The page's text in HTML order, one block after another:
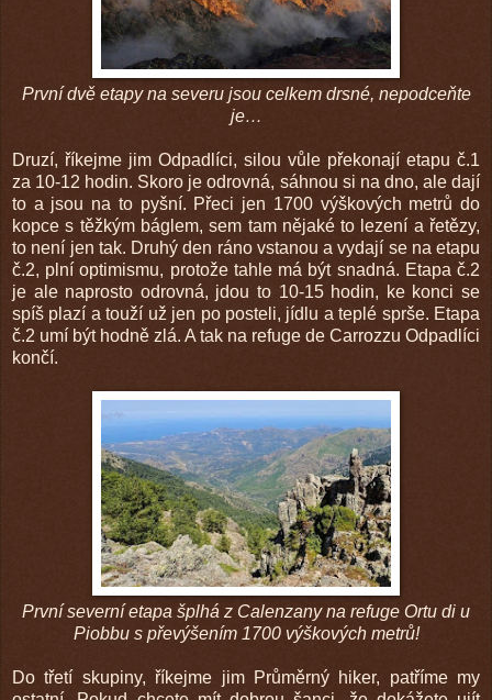
První dvě etapy na severu jsou celkem drsné, nepodceňte
je…
Druzí, říkejme jim Odpadlíci, silou vůle překonají etapu č.1
za 10-12 hodin. Skoro je odrovná, sáhnou si na dno, ale dají
to a jsou na to pyšní. Přeci jen 1700 výškových metrů do
kopce s těžkým báglem, sem tam nějaké to lezení a řetězy,
to není jen tak. Druhý den ráno vstanou a vydají se na etapu
č.2, plní optimismu, protože tahle má být snadná. Etapa č.2
je ale naprosto odrovná, jdou to 10-15 hodin, ke konci se
spíš plazí a touží už jen po posteli, jídlu a teplé sprše. Etapa
č.2 umí být hodně zlá. A tak na refuge de Carrozzu Odpadlíci
končí.
První severní etapa šplhá z Calenzany na refuge Ortu di u
Piobbu s převýšením 1700 výškových metrů!
Do třetí skupiny, říkejme jim Průměrný hiker, patříme my